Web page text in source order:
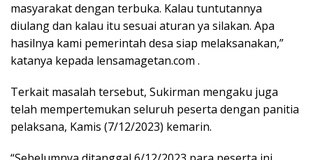
masyarakat dengan terbuka. Kalau tuntutannya
diulang dan kalau itu sesuai aturan ya silakan. Apa
hasilnya kami pemerintah desa siap melaksanakan,”
katanya kepada lensamagetan.com .
Terkait masalah tersebut, Sukirman mengaku juga
telah mempertemukan seluruh peserta dengan panitia
pelaksana, Kamis (7/12/2023) kemarin.